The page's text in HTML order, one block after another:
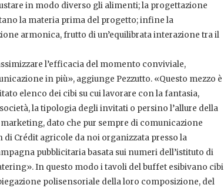
in modo diverso gli alimenti; la progettazione
la materia prima del progetto; infine la
armonica, frutto di un’equilibrata interazione tra il
l’efficacia del momento conviviale,
in più», aggiunge Pezzutto. «Questo mezzo è
elenco dei cibi su cui lavorare con la fantasia,
la tipologia degli invitati o persino l’allure della
dato che pur sempre di comunicazione
Crédit agricole da noi organizzata presso la
pubblicitaria basata sui numeri dell’istituto di
In questo modo i tavoli del buffet esibivano cibi
polisensoriale della loro composizione, del